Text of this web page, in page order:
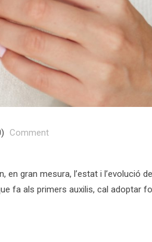
Comment
gran mesura, l’estat i l’evolució
fa als primers auxilis, cal adoptar